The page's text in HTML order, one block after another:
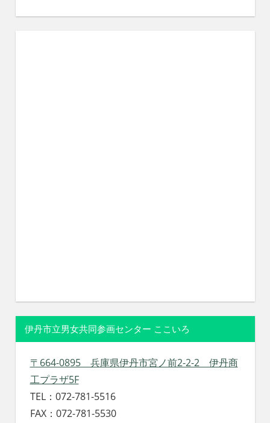
伊丹市立男女共同参画センター ここいろ
〒664-0895 兵庫県伊丹市宮ノ前2-2-2 伊丹商
工プラザ5F
TEL：072-781-5516
FAX：072-781-5530